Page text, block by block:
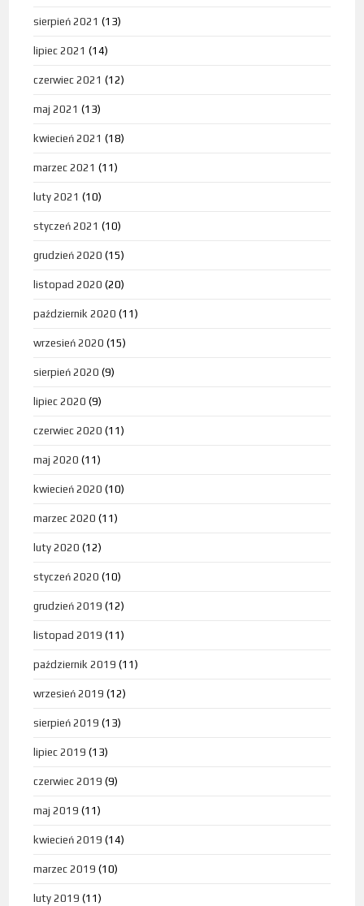
sierpień 2021 (13)
lipiec 2021 (14)
czerwiec 2021 (12)
maj 2021 (13)
kwiecień 2021 (18)
marzec 2021 (11)
luty 2021 (10)
styczeń 2021 (10)
grudzień 2020 (15)
listopad 2020 (20)
październik 2020 (11)
wrzesień 2020 (15)
sierpień 2020 (9)
lipiec 2020 (9)
czerwiec 2020 (11)
maj 2020 (11)
kwiecień 2020 (10)
marzec 2020 (11)
luty 2020 (12)
styczeń 2020 (10)
grudzień 2019 (12)
listopad 2019 (11)
październik 2019 (11)
wrzesień 2019 (12)
sierpień 2019 (13)
lipiec 2019 (13)
czerwiec 2019 (9)
maj 2019 (11)
kwiecień 2019 (14)
marzec 2019 (10)
luty 2019 (11)